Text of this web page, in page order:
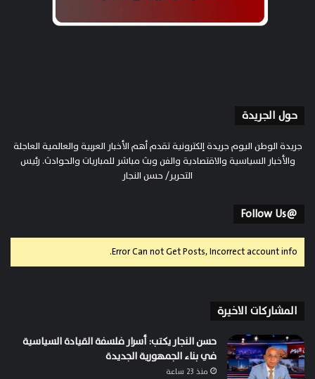
حول الجريدة
جريدة الوطن اليوم جريدة إلكترونية تقدم أهم الأخبار العربية والعالمية العاجلة
والأخبار السياسية والاقتصادية والفن وبث مباشر للمباريات والحوادث. رئيس
التحرير/ حسن النجار
@Follow Us
Error Can not Get Posts, Incorrect account info.
المشاركات الاخيرة
حسن النجار يكتب: أسرار فلسفة القيادة السياسية
في بناء الجمهورية الجديدة
منذ 23 ساعة